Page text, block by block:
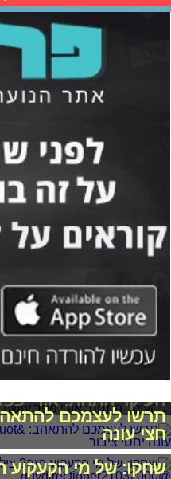
העיקר התחת: אורי
תרשו לעצמכם
חצי עונה
שחקו: של מי הקעקוע